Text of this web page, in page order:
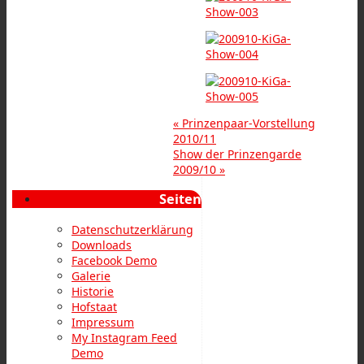
« Prinzenpaar-Vorstellung
2010/11
Show der Prinzengarde
2009/10 »
Seiten
Datenschutzerklärung
Downloads
Facebook Demo
Galerie
Historie
Hofstaat
Impressum
My Instagram Feed
Demo